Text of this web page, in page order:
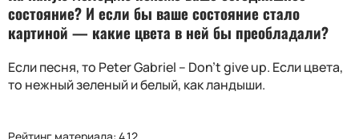
состояние? И если бы ваше состояние стало
картиной — какие цвета в ней бы преобладали?
Если песня,то Peter Gabriel – Don’t give up. Если цвета,
то нежный зеленый и белый, как ландыши.